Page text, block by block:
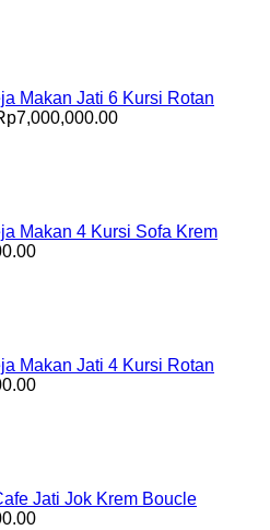
Makan Jati 6 Kursi Rotan
7,000,000.00
Makan 4 Kursi Sofa Krem
Makan Jati 4 Kursi Rotan
Jati Jok Krem Boucle